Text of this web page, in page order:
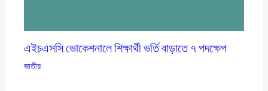
এইচএসসি ভোকেশনালে শিক্ষার্থী ভর্তি বাড়াতে ৭ পদক্ষেপ
জাতীয়